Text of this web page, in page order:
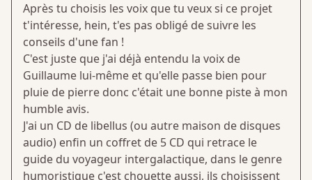
Après tu choisis les voix que tu veux si ce projet
t'intéresse, hein, t'es pas obligé de suivre les
conseils d'une fan !
C'est juste que j'ai déjà entendu la voix de
Guillaume lui-même et qu'elle passe bien pour
pluie de pierre donc c'était une bonne piste à mon
humble avis.
J'ai un CD de libellus (ou autre maison de disques
audio) enfin un coffret de 5 CD qui retrace le
guide du voyageur intergalactique, dans le genre
humoristique c'est chouette aussi, ils choisissent